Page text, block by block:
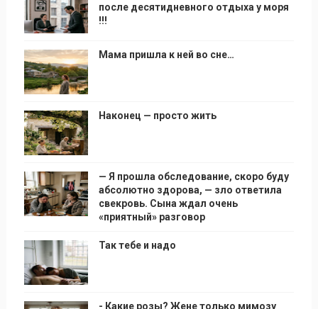
после десятидневного отдыха у моря
!!!
Мама пришла к ней во сне…
Наконец — просто жить
— Я прошла обследование, скоро буду
абсолютно здорова, — зло ответила
свекровь. Сына ждал очень
«приятный» разговор
Так тебе и надо
- Какие розы? Жене только мимозу